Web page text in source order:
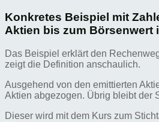
Konkretes Beispiel mit
Aktien bis zum Börsenwert
Das Beispiel erklärt den
zeigt die Definition anschaulich.
Ausgehend von den emittierten
Aktien abgezogen. Übrig bleibt der
Dieser wird mit dem Kurs zum